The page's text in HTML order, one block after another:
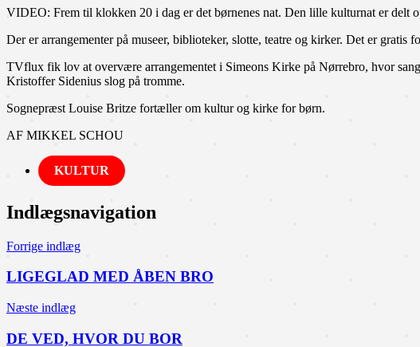
VIDEO: Frem til klokken 20 i dag er det børnenes nat. Den lille kulturnat er delt
Der er arrangementer på museer, biblioteker, slotte, teatre og kirker. Det er gratis
TVflux fik lov at overvære arrangementet i Simeons Kirke på Nørrebro, hvor
Kristoffer Sidenius slog på tromme.
Sognepræst Louise Britze fortæller om kultur og kirke for børn.
AF MIKKEL SCHOU
KULTUR
Indlægsnavigation
Forrige indlæg
LIGEGLAD MED ÅBEN BRO
Næste indlæg
DE VED, HVOR DU BOR